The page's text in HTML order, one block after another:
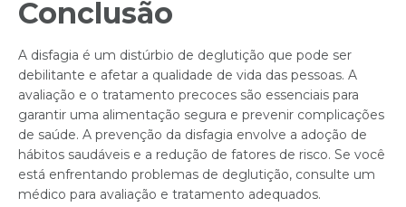
Conclusão
A disfagia é um distúrbio de deglutição que pode ser
debilitante e afetar a qualidade de vida das pessoas. A
avaliação e o tratamento precoces são essenciais para
garantir uma alimentação segura e prevenir complicações
de saúde. A prevenção da disfagia envolve a adoção de
hábitos saudáveis e a redução de fatores de risco. Se você
está enfrentando problemas de deglutição, consulte um
médico para avaliação e tratamento adequados.